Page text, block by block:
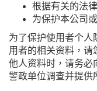
根据有关的法
为保护本公司
为了保护使用者个人
用者的相关资料，请
他人资料时，请务必
警政单位调查并提供